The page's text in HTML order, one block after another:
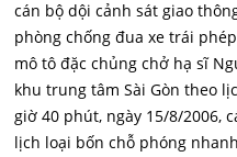
cán bộ dội cảnh sát giao
phòng chống đua xe trái
mô tô đặc chủng chở hạ sĩ
khu trung tâm Sài Gòn theo
giờ 40 phút, ngày 15/8/2006,
lịch loại bốn chỗ phóng